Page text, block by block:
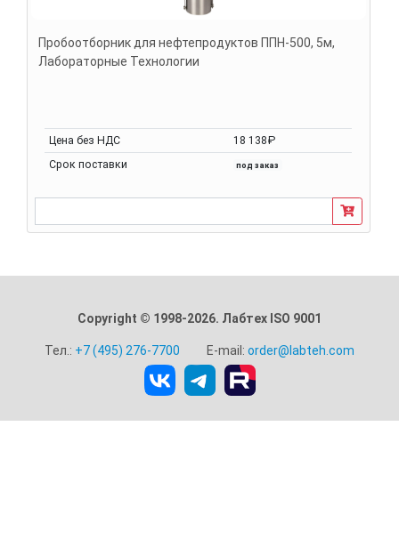
Пробоотборник для нефтепродуктов ППН-500, 5м,
Лабораторные Технологии
Цена без НДС
18 138₽
Срок поставки
под заказ
Copyright © 1998-2026. Лабтех ISO 9001
Тел.: +7 (495) 276-7700 E-mail: order@labteh.com